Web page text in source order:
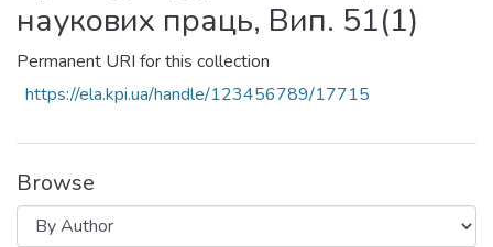
наукових праць, Вип. 51(1)
Permanent URI for this collection
https://ela.kpi.ua/handle/123456789/17715
Browse